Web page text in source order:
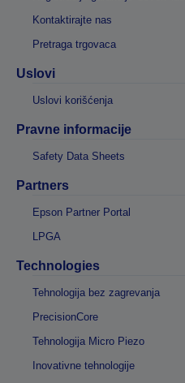
Kontaktirajte nas
Pretraga trgovaca
Uslovi
Uslovi korišćenja
Pravne informacije
Safety Data Sheets
Partners
Epson Partner Portal
LPGA
Technologies
Tehnologija bez zagrevanja
PrecisionCore
Tehnologija Micro Piezo
Inovativne tehnologije